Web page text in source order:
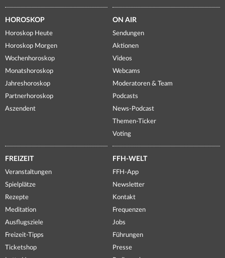
HOROSKOP
Horoskop Heute
Horoskop Morgen
Wochenhoroskop
Monatshoroskop
Jahreshoroskop
Partnerhoroskop
Aszendent
ON AIR
Sendungen
Aktionen
Videos
Webcams
Moderatoren & Team
Podcasts
News-Podcast
Themen-Ticker
Voting
FREIZEIT
Veranstaltungen
Spielplätze
Rezepte
Meditation
Ausflugsziele
Freizeit-Tipps
Ticketshop
FFH-WELT
FFH-App
Newsletter
Kontakt
Frequenzen
Jobs
Führungen
Presse